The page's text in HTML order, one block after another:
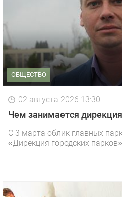
ОБЩЕСТВО
02 августа 2026 13:30
Чем занимается
С 3 марта облик главных
«Дирекция городских